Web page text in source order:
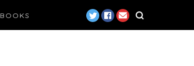
BOOKS